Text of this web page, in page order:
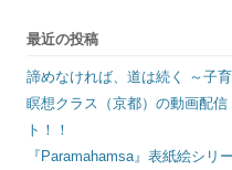
最近の投稿
諦めなければ、道は続く ～子
瞑想クラス（京都）の動画配
ト！！
『Paramahamsa』表紙絵シリ